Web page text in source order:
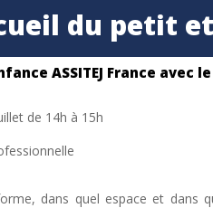
du petit
ASSITEJ France avec le
de 14h à 15h
dans quel espace et dans